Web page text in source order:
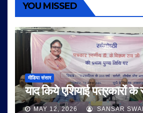
YOU MISSED
मीडिया संसार
याद किये एशियाई पत्रकारों
MAY 12, 2026 SANSAR